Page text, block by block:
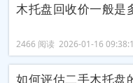
木托盘回收价一般是
2466 阅读 2026-01-16
如何评估二手木托盘